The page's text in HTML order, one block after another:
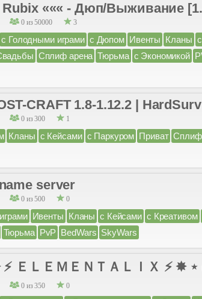
Rubix ««« - Дюп/Выживание
0 из 50000 3
с Голодными играми с Дюпом Ивенты Кланы
Сплиф арена Тюрьма с Экономикой
CRAFT 1.8-1.12.2 |
0 из 300 1
Кланы с Кейсами с Паркуром Приват Сплиф
server
0 из 500 0
Ивенты Кланы с Кейсами с Креативом
Тюрьма PvP BedWars SkyWars
ＥＬＥＭＥＮＴＡＬＩＸ ⚡ ✸ ⋆
0 из 350 0